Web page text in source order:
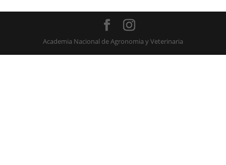
Academia Nacional de Agronomia y Veterinaria